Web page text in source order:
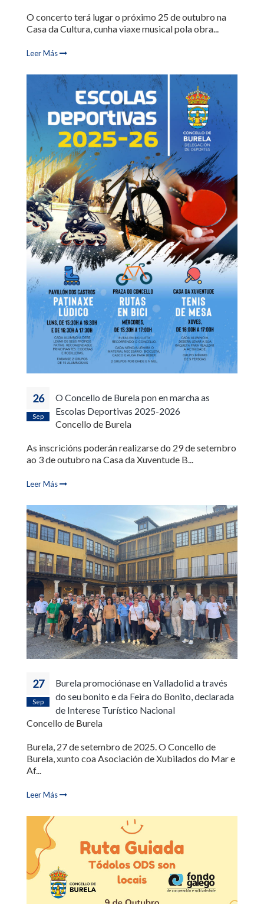
O concerto terá lugar o próximo 25 de outubro na
Casa da Cultura, cunha viaxe musical pola obra...
Leer Más
26
Sep
O Concello de Burela pon en marcha as
Escolas Deportivas 2025-2026
Concello de Burela
As inscricións poderán realizarse do 29 de setembro
ao 3 de outubro na Casa da Xuventude B...
Leer Más
27
Sep
Burela promociónase en Valladolid a través
do seu bonito e da Feira do Bonito, declarada
de Interese Turístico Nacional
Concello de Burela
Burela, 27 de setembro de 2025. O Concello de
Burela, xunto coa Asociación de Xubilados do Mar e
Af...
Leer Más